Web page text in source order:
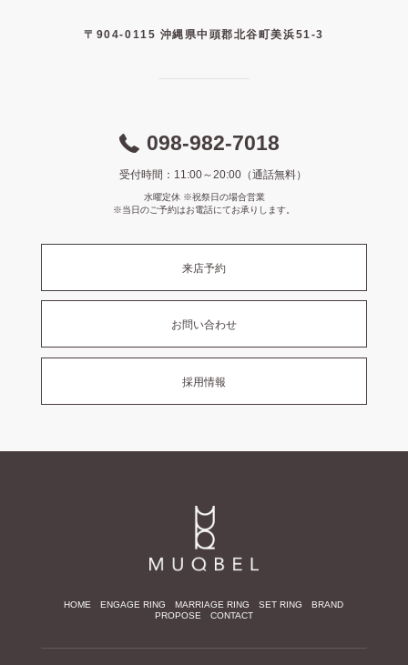
〒904-0115 沖縄県中頭郡北谷町美浜51-3
098-982-7018
受付時間：11:00～20:00（通話無料）
水曜定休 ※祝祭日の場合営業
※当日のご予約はお電話にてお承りします。
来店予約
お問い合わせ
採用情報
HOME ENGAGE RING MARRIAGE RING SET RING
BRAND
PROPOSE
CONTACT